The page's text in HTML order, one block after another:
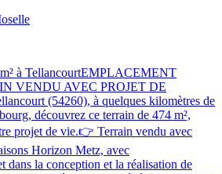
à TellancourtEMPLACEMENT
VENDU AVEC PROJET DE
(54260), à quelques kilomètres de
découvrez ce terrain de 474 m²,
projet de vie.👉 Terrain vendu avec
Horizon Metz, avec
dans la conception et la réalisation de